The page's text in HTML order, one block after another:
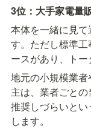
3位：大手家電量
本体を一緒に見
す。ただし標準
ースがあり、トー
地元の小規模業
主は、業者ごと
推奨しづらいと
します。